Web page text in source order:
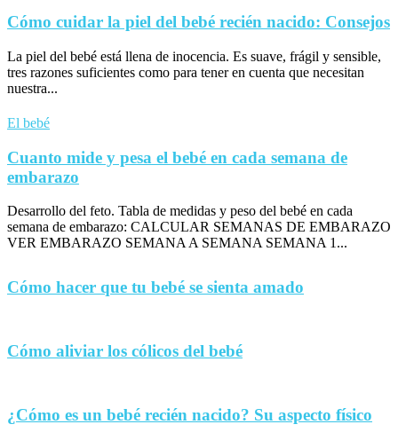
Cómo cuidar la piel del bebé recién nacido: Consejos
La piel del bebé está llena de inocencia. Es suave, frágil y sensible,
tres razones suficientes como para tener en cuenta que necesitan
nuestra...
El bebé
Cuanto mide y pesa el bebé en cada semana de
embarazo
Desarrollo del feto. Tabla de medidas y peso del bebé en cada
semana de embarazo: CALCULAR SEMANAS DE EMBARAZO
VER EMBARAZO SEMANA A SEMANA SEMANA 1...
Cómo hacer que tu bebé se sienta amado
Cómo aliviar los cólicos del bebé
¿Cómo es un bebé recién nacido? Su aspecto físico